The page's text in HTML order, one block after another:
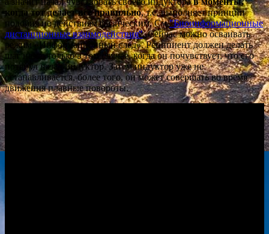
когда тот делает все правильно, т.е. выполняет принцип
подобия по действиям физическим. См."Биоинформационные
дистанционные взаимодействия". Сейчас можно осваивать
режим «Информационный след». Реципиент должен делать
шаг назад только в том случае, когда он почувствует, что его
потянул назад индуктор. Затем индуктор уже не
останавливается, более того, он может совершать во время
движения плавные повороты.